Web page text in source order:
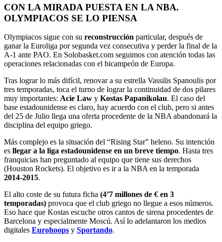
CON LA MIRADA PUESTA EN LA NBA.
OLYMPIACOS SE LO PIENSA
Olympiacos sigue con su reconstrucción particular, después de
ganar la Euroliga por segunda vez consecutiva y perder la final de la
A-1 ante PAO. En Solobasket.com seguimos con atención todas las
operaciones relacionadas con el bicampeón de Europa.
Tras lograr lo más difícil, renovar a su estrella Vassilis Spanoulis por
tres temporadas, toca el turno de lograr la continuidad de dos pilares
muy importantes: Acie Law y Kostas Papanikolau. El caso del
base estadounidense es claro, hay acuerdo con el club, pero si antes
del 25 de Julio llega una oferta procedente de la NBA abandonará la
disciplina del equipo griego.
Más complejo es la situación del “Rising Star” heleno. Su intención
es llegar a la liga estadounidense en un breve tiempo. Hasta tres
franquicias han preguntado al equipo que tiene sus derechos
(Houston Rockets). El objetivo es ir a la NBA en la temporada
2014-2015.
El alto coste de su futura ficha (4’7 millones de € en 3
temporadas) provoca que el club griego no llegue a esos números.
Eso hace que Kostas escuche otros cantos de sirena procedentes de
Barcelona y especialmente Moscú. Así lo adelantaron los medios
digitales Eurohoops y Sportando.